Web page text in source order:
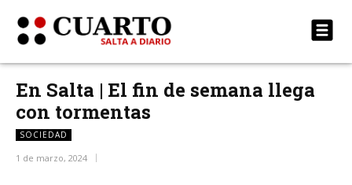
En Salta | El fin de semana llega
con tormentas
SOCIEDAD
1 de marzo, 2024